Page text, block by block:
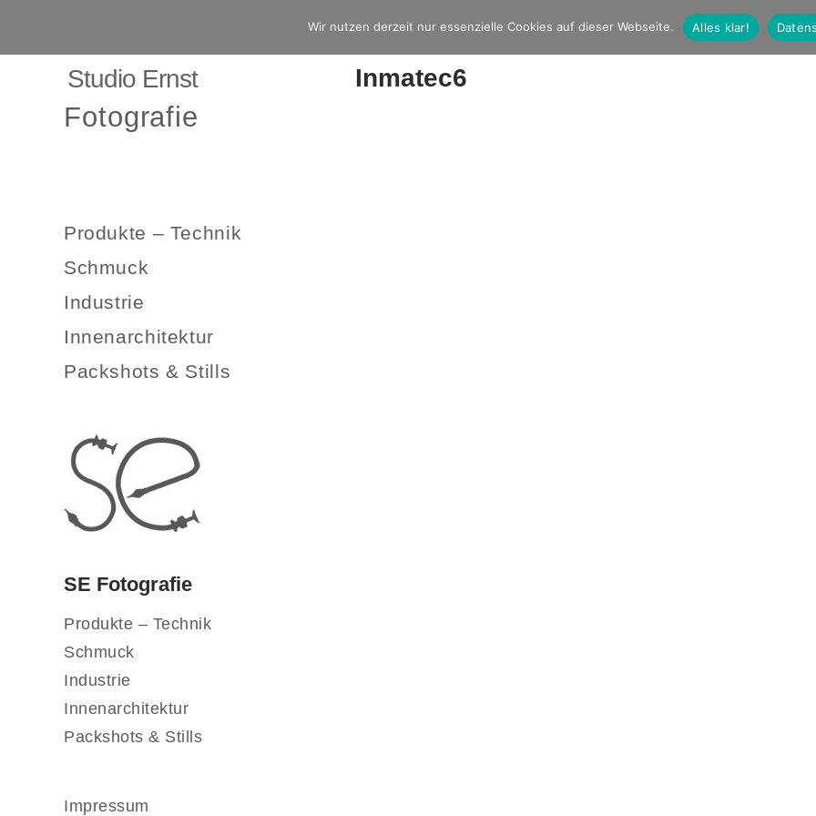
Studio Ernst
Fotografie
Produkte – Technik
Schmuck
Industrie
Innenarchitektur
Packshots & Stills
SE Fotografie
Produkte – Technik
Schmuck
Industrie
Innenarchitektur
Packshots & Stills
Impressum
Inmatec6
Wir nutzen derzeit nur essenzielle Cookies auf dieser Webseite. Alles klar!